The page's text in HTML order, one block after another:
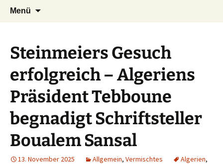
ZumAFRICA live
Seit 1998: Aktuelles aus und mit Bezug
zu Afrika
Menü
Steinmeiers Gesuch
erfolgreich – Algeriens
Präsident Tebboune
begnadigt Schriftsteller
Boualem Sansal
13. November 2025 Allgemein, Vermischtes Algerien,